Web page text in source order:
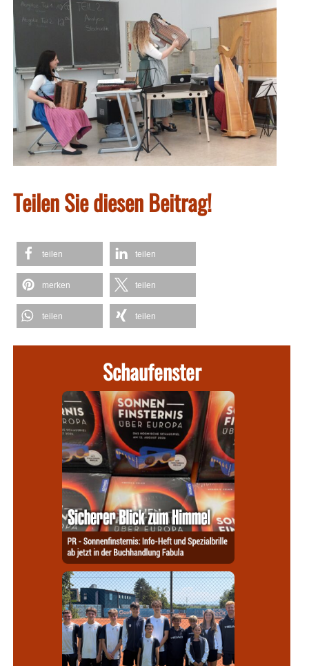
Teilen Sie diesen Beitrag!
teilen teilen
merken teilen
teilen teilen
Schaufenster